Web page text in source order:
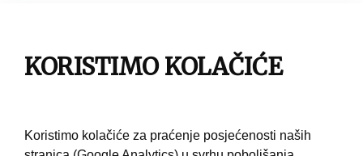
Pravila korištenja
KORISTIMO KOLAČIĆE
Koristimo kolačiće za praćenje posjećenosti naših